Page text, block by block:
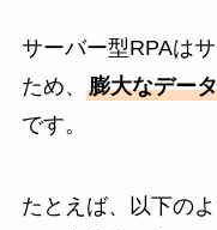
サーバー型RPAは
ため、 膨大なデー
です。
たとえば、以下の